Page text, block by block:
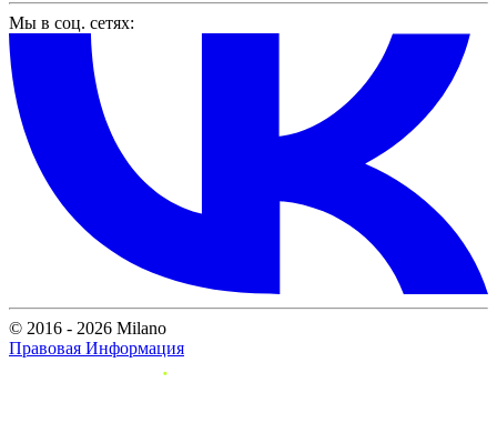
Мы в соц. сетях:
© 2016 - 2026 Milano
Правовая Информация